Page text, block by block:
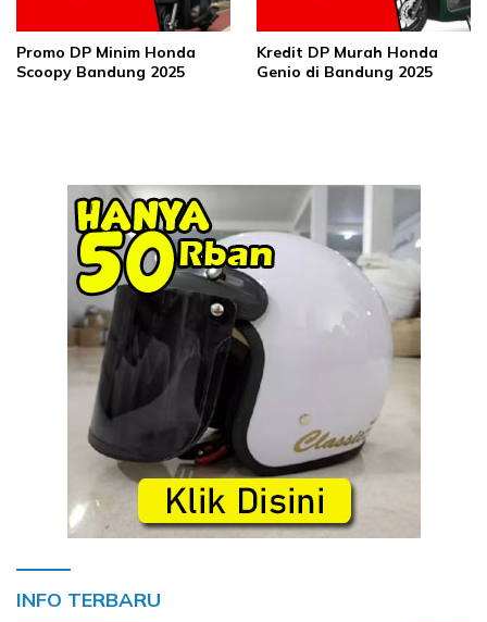
Promo DP Minim Honda
Scoopy Bandung 2025
Kredit DP Murah Honda
Genio di Bandung 2025
INFO TERBARU